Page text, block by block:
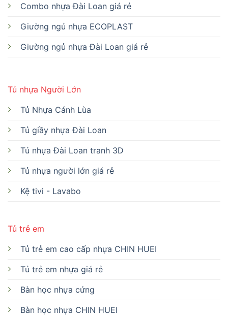
Tủ nhựa Người Lớn
Tủ Nhựa Cánh Lùa
Tủ giầy nhựa Đài Loan
Tủ nhựa Đài Loan tranh 3D
Tủ nhựa người lớn giá rẻ
Kệ tivi - Lavabo
Tủ trẻ em
Tủ trẻ em cao cấp nhựa CHIN HUEI
Tủ trẻ em nhựa giá rẻ
Bàn học nhựa cứng
Bàn học nhựa CHIN HUEI
Combo nhựa Đài Loan giá rẻ
Giường ngủ nhựa ECOPLAST
Giường ngủ nhựa Đài Loan giá rẻ